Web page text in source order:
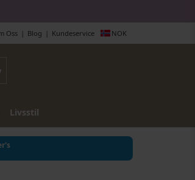
NOK
Oss Blog Kundeservice
Livsstil